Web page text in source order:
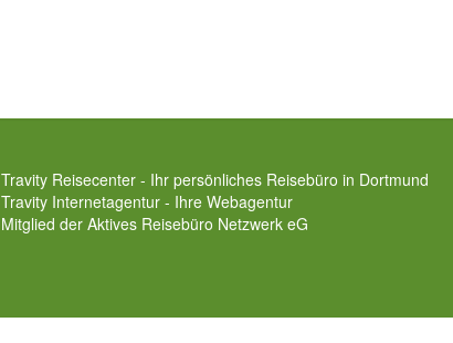
Travity Reisecenter - Ihr persönliches Reisebüro in Dortmund
Travity Internetagentur - Ihre Webagentur
Mitglied der Aktives Reisebüro Netzwerk eG